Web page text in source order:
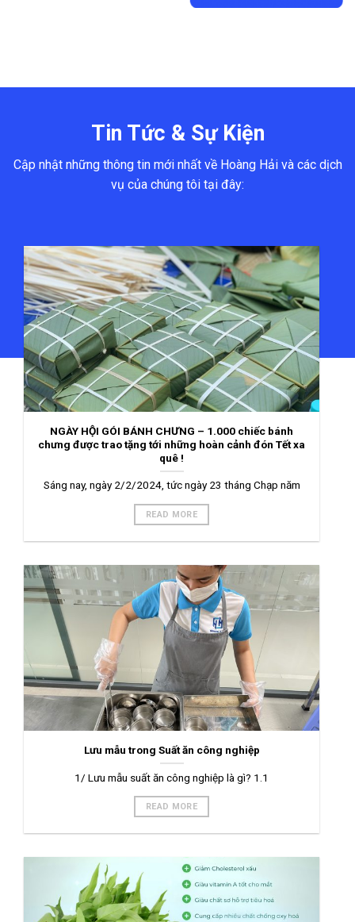
Tin Tức & Sự Kiện
Cập nhật những thông tin mới nhất về Hoàng Hải và các dịch
vụ của chúng tôi tại đây:
NGÀY HỘI GÓI BÁNH CHƯNG – 1.000 chiếc bánh
chưng được trao tặng tới những hoàn cảnh đón Tết xa
quê !
Sáng nay, ngày 2/2/2024, tức ngày 23 tháng Chạp năm
READ MORE
Lưu mẫu trong Suất ăn công nghiệp
1/ Lưu mẫu suất ăn công nghiệp là gì? 1.1
READ MORE